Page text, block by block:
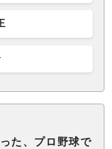
た、プロ野球で